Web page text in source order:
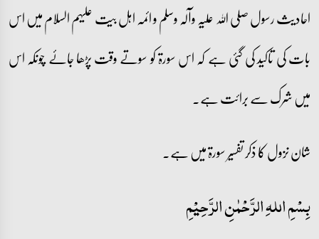
احادیث رسول صلی اللہ علیہ وآلہ وسلم و ائمہ اہل بیت علیہم السلام میں اس
بات کی تاکید کی گئی ہے کہ اس سورۃ کو سوتے وقت پڑھا جائے چونکہ اس
میں شرک سے برائت ہے۔
شان نزول کا ذکر تفسیر سورۃ میں ہے۔
بِسْمِ اللہِ الرَّحْمٰنِ الرَّحِيْمِ